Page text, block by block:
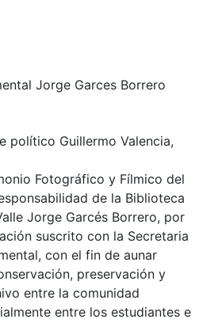
Jorge Garces Borrero
político Guillermo Valencia,
Fotográfico y Fílmico del
de la Biblioteca
Jorge Garcés Borrero, por
suscrito con la Secretaria
con el fin de aunar
preservación y
entre la comunidad
entre los estudiantes e